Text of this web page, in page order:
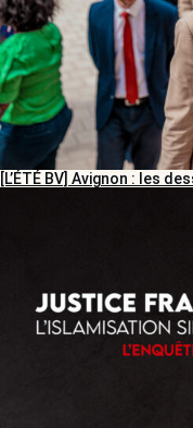
[L’ÉTÉ BV] Avignon : les